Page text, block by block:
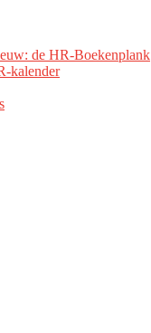
de HR-Boekenplank
kalender